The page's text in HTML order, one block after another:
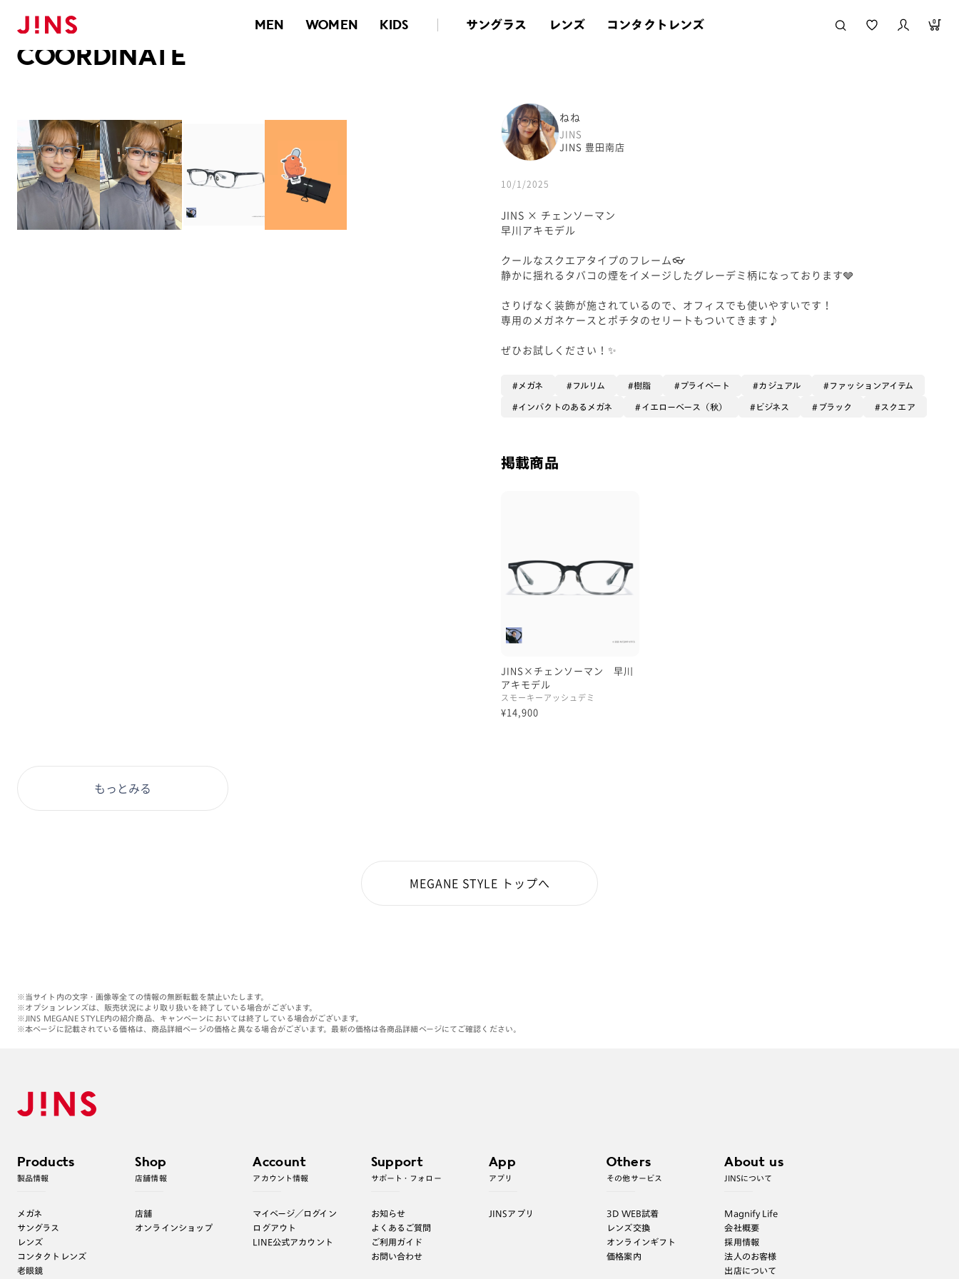
MEN WOMEN KIDS サングラス レンズ コンタクトレンズ 0
メガネのJINS TOP
COORDINATE
ねね
JINS
JINS 豊田南店
10/1/2025
JINS × チェンソーマン
早川アキモデル
クールなスクエアタイプのフレーム👓
静かに揺れるタバコの煙をイメージしたグレーデミ柄になっております🩶
さりげなく装飾が施されているので、オフィスでも使いやすいです！
専用のメガネケースとポチタのセリートもついてきます♪
ぜひお試しください！✨
メガネ フルリム 樹脂 プライベート カジュアル ファッションアイテム
インパクトのあるメガネ イエローベース（秋） ビジネス ブラック スクエア
掲載商品
JINS×チェンソーマン 早川
アキモデル
スモーキーアッシュデミ
¥14,900
もっとみる
MEGANE STYLE トップへ
※当サイト内の文字・画像等全ての情報の無断転載を禁止いたします。
※オプションレンズは、販売状況により取り扱いを終了している場合がございます。
※JINS MEGANE STYLE内の紹介商品、キャンペーンにおいては終了している場合がございます。
※本ページに記載されている価格は、商品詳細ページの価格と異なる場合がございます。最新の価格は各商品詳細ページにてご確認ください。
Products
製品情報
メガネ
サングラス
レンズ
コンタクトレンズ
老眼鏡
Shop
店舗情報
店舗
オンラインショップ
Account
アカウント情報
マイページ／ログイン
ログアウト
LINE公式アカウント
Support
サポート・フォロー
お知らせ
よくあるご質問
ご利用ガイド
お問い合わせ
App
アプリ
JINSアプリ
Others
その他サービス
3D WEB試着
レンズ交換
オンラインギフト
価格案内
About us
JINSについて
Magnify Life
会社概要
採用情報
法人のお客様
出店について